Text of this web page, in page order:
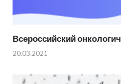
Всероссийский
20.03.2021